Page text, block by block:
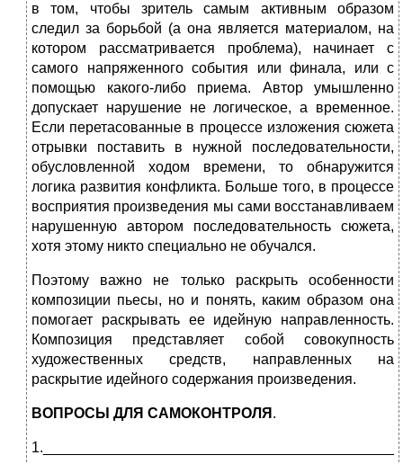
в том, чтобы зритель самым активным образом
следил за борьбой (а она является материалом, на
котором рассматривается проблема), начинает с
самого напряженного события или финала, или с
помощью какого-либо приема. Автор умышленно
допускает нарушение не логическое, а временное.
Если перетасованные в процессе изложения сюжета
отрывки поставить в нужной последовательности,
обусловленной ходом времени, то обнаружится
логика развития конфликта. Больше того, в процессе
восприятия произведения мы сами восстанавливаем
нарушенную автором последовательность сюжета,
хотя этому никто специально не обучался.
Поэтому важно не только раскрыть особенности
композиции пьесы, но и понять, каким образом она
помогает раскрывать ее идейную направленность.
Композиция представляет собой совокупность
художественных средств, направленных на
раскрытие идейного содержания произведения.
ВОПРОСЫ ДЛЯ САМОКОНТРОЛЯ .